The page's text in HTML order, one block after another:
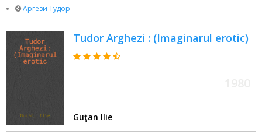
Аргези Тудор
Tudor Arghezi : (Imaginarul erotic)
Guţan Ilie